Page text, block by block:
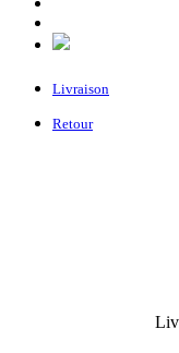
Livraison
Retour